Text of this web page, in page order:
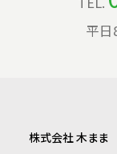
平日
株式会社 木まま